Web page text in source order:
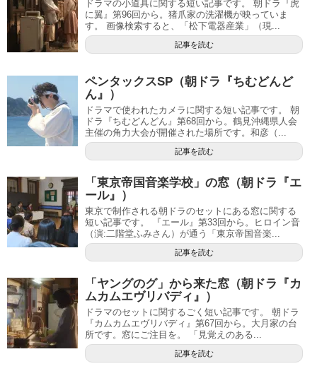
ドラマの小道具に関する短い記事です。 朝ドラ『虎
に翼』第96回から。猪爪家の洗濯機が映っていま
す。 画像検索すると、「松下電器産業」（現...
記事を読む
ペンタックスSP（朝ドラ『ちむどんど
ん』）
ドラマで使われたカメラに関する短い記事です。 朝
ドラ『ちむどんどん』第68回から。鶴見沖縄県人会
主催の角力大会が開催された場所です。和彦（...
記事を読む
「東京帝国音楽学校」の窓（朝ドラ『エ
ール』）
東京で制作される朝ドラのセットにある窓に関する
短い記事です。 『エール』第33回から。ヒロイン音
（演:二階堂ふみさん）が通う「東京帝国音楽...
記事を読む
「ヤングのグ」から来た窓（朝ドラ『カ
ムカムエヴリバディ』）
ドラマのセットに関するごく短い記事です。 朝ドラ
『カムカムエヴリバディ』第67回から。大月家の台
所です。窓にご注目を。 「見覚えのある...
記事を読む